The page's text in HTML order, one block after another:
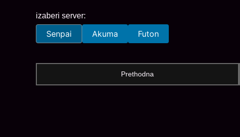
izaberi server:
Senpai Akuma Futon
Prethodna